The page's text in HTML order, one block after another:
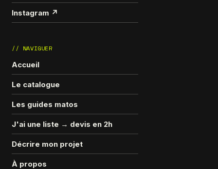
Instagram ↗
// NAVIGUER
Accueil
Le catalogue
Les guides matos
J'ai une liste → devis en 2h
Décrire mon projet
À propos